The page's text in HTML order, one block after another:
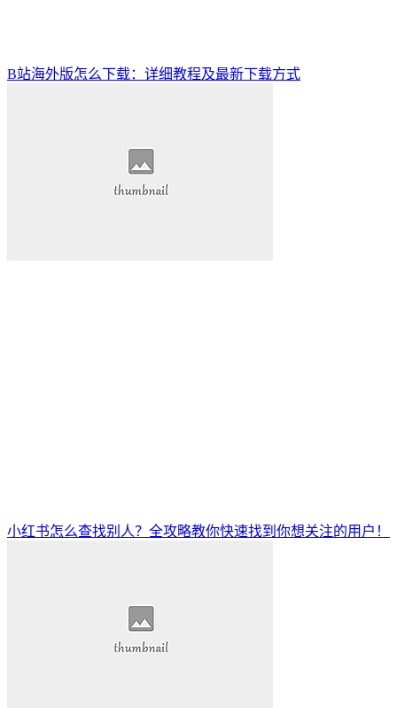
B站海外版怎么下载：详细教程及最新下载方式
小红书怎么查找别人？全攻略教你快速找到你想关注的用户！